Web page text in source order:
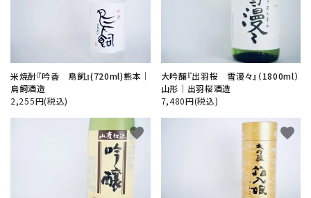
米焼酎『吟香 鳥飼』(720ml)熊本│
鳥飼酒造
2,255円(税込)
大吟醸『出羽桜 雪漫々』（1800ml）
山形│出羽桜酒造
7,480円(税込)
favorite favorite